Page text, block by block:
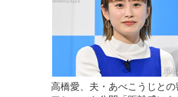
高橋愛、夫・あべこうじとの